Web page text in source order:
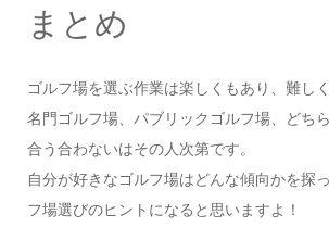
まとめ
ゴルフ場を選ぶ作業は楽しくもあり、難し
名門ゴルフ場、パブリックゴルフ場、どち
合う合わないはその人次第です。
自分が好きなゴルフ場はどんな傾向かを探
フ場選びのヒントになると思いますよ！